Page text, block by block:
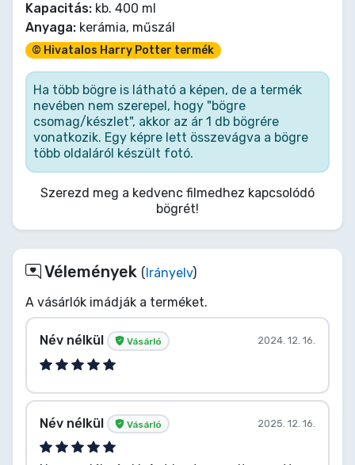
Kapacitás: kb. 400 ml
Anyaga: kerámia, műszál
© Hivatalos Harry Potter termék
Ha több bögre is látható a képen, de a termék
nevében nem szerepel, hogy "bögre
csomag/készlet", akkor az ár 1 db bögrére
vonatkozik. Egy képre lett összevágva a bögre
több oldaláról készült fotó.
Szerezd meg a kedvenc filmedhez kapcsolódó
bögrét!
Vélemények ( Irányelv)
A vásárlók imádják a terméket.
Név nélkül Vásárló 2024. 12. 16.
Név nélkül Vásárló 2025. 12. 16.